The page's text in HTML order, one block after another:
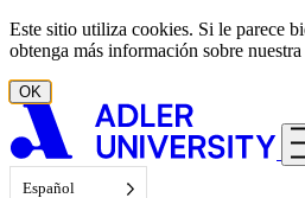
Ir al contenido
Este sitio utiliza cookies. Si le parece
obtenga más información sobre nuestra
OK
Español